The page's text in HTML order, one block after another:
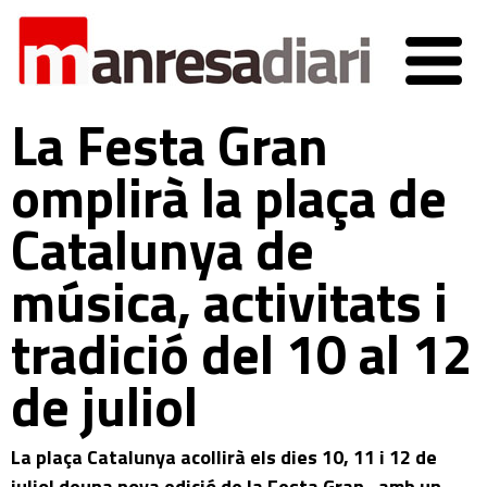
La Festa Gran
omplirà la plaça de
Catalunya de
música, activitats i
tradició del 10 al 12
de juliol
La plaça Catalunya acollirà els dies 10, 11 i 12 de